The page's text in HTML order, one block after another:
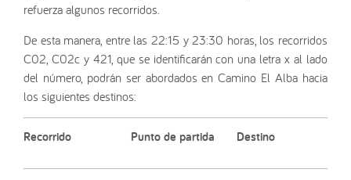
refuerza algunos recorridos.
De esta manera, entre las 22:15 y 23:30 horas, los recorridos
C02, C02c y 421, que se identificarán con una letra x al lado
del número, podrán ser abordados en Camino El Alba hacia
los siguientes destinos:
Recorrido Punto de partida Destino